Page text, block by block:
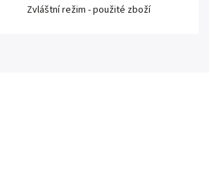
Zvláštní režim - použité zboží